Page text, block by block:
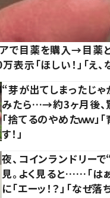
アで目薬を購入→目薬
示「ほしい！」「え、な
“芽が出てしまったじ
みたら…→約3ヶ月後、
「捨てるのやめたｗｗ」
す！」
夜、コインランドリー
見。よく見ると……「は
に「エーッ！？」「なぜ落